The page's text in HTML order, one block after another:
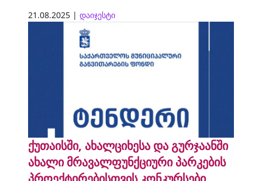
21.08.2025 | დაიჯესტი
ქუთაისში, ახალციხესა და გურჯაანში
ახალი მრავალფუნქციური პარკების